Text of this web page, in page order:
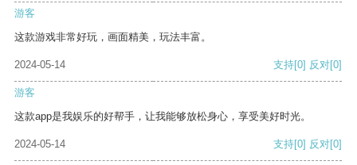
游客
这款游戏非常好玩，画面精美，玩法丰富。
2024-05-14 支持[0] 反对[0]
游客
这款app是我娱乐的好帮手，让我能够放松身心，享受美好时光。
2024-05-14 支持[0] 反对[0]